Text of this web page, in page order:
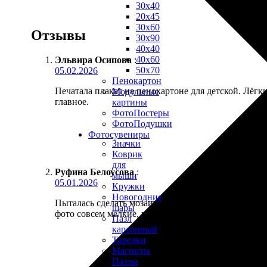
30х40
20х45
30х60
30х90
40х40
40х60
50х70
Пенокартон
Модульные
картины
ФотоПостеры
ФотоПодушки
Фотоcувениры
Значки
Коврик
для
мыши
Кружки
Новогодние
шары
Пазл
картонный
Тарелки
Магниты
Пазлы
Отзывы
Эльвира Осипова :
05.02.2026
Печатала плакат на пенокартоне для детской.
главное.
Руфина Белоусова :
05.01.2026
Пыталась сделать мозаику из множества
фото совсем мелкие, почти неразличимы, нужно